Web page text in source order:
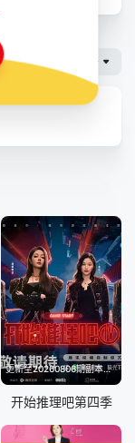
暴风云
更新至20260806期副本存档中
开始推理吧第四季